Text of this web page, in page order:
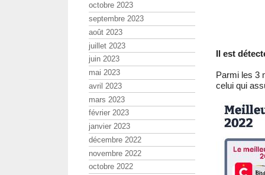
Il est
Parmi les 3
celui qui
octobre 2023
septembre 2023
août 2023
juillet 2023
juin 2023
mai 2023
avril 2023
mars 2023
février 2023
janvier 2023
décembre 2022
novembre 2022
octobre 2022